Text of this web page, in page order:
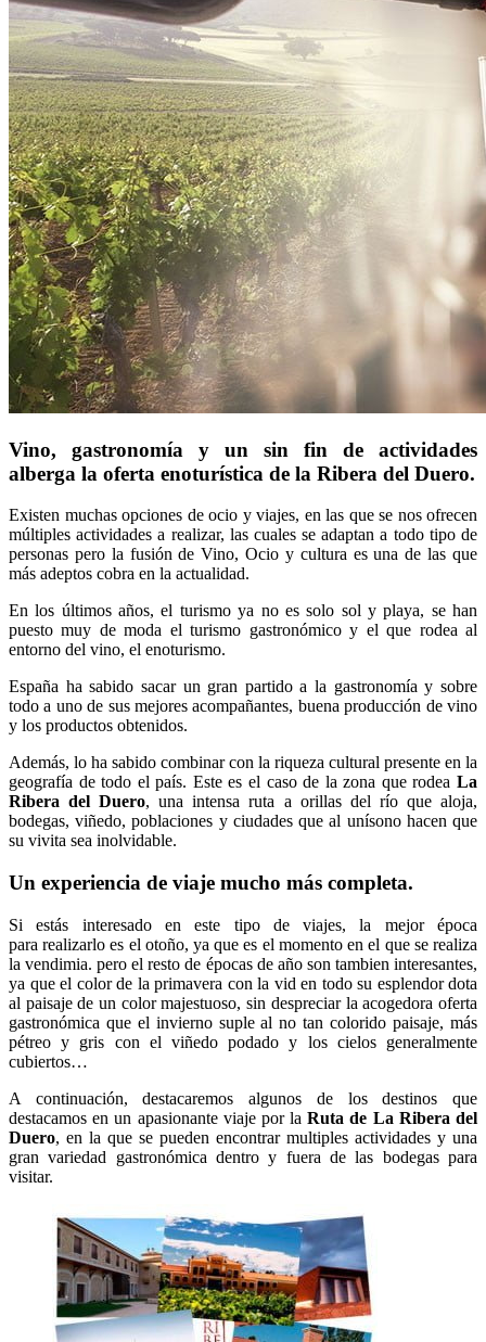
Vino, gastronomía y un sin fin de actividades
alberga la oferta enoturística de la Ribera del Duero.
Existen muchas opciones de ocio y viajes, en las que se nos ofrecen
múltiples actividades a realizar, las cuales se adaptan a todo tipo de
personas pero la fusión de Vino, Ocio y cultura es una de las que
más adeptos cobra en la actualidad.
En los últimos años, el turismo ya no es solo sol y playa, se han
puesto muy de moda el turismo gastronómico y el que rodea al
entorno del vino, el enoturismo.
España ha sabido sacar un gran partido a la gastronomía y sobre
todo a uno de sus mejores acompañantes, buena producción de vino
y los productos obtenidos.
Además, lo ha sabido combinar con la riqueza cultural presente en la
geografía de todo el país. Este es el caso de la zona que rodea La
Ribera del Duero, una intensa ruta a orillas del río que aloja,
bodegas, viñedo, poblaciones y ciudades que al unísono hacen que
su vivita sea inolvidable.
Un experiencia de viaje mucho más completa.
Si estás interesado en este tipo de viajes, la mejor época
para realizarlo es el otoño, ya que es el momento en el que se realiza
la vendimia. pero el resto de épocas de año son tambien interesantes,
ya que el color de la primavera con la vid en todo su esplendor dota
al paisaje de un color majestuoso, sin despreciar la acogedora oferta
gastronómica que el invierno suple al no tan colorido paisaje, más
pétreo y gris con el viñedo podado y los cielos generalmente
cubiertos…
A continuación, destacaremos algunos de los destinos que
destacamos en un apasionante viaje por laRuta de La Ribera del
Duero, en la que se pueden encontrar multiples actividades y una
gran variedad gastronómica dentro y fuera de las bodegas para
visitar.